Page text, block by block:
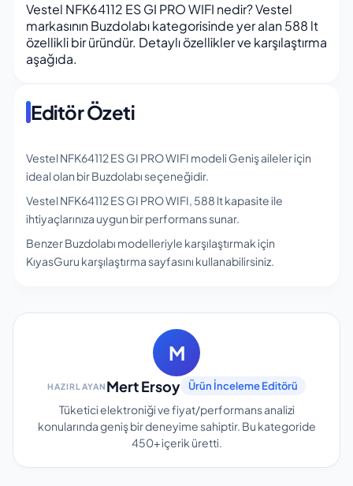
Vestel NFK64112 ES GI PRO WIFI nedir? Vestel
markasının Buzdolabı kategorisinde yer alan 588 lt
özellikli bir üründür. Detaylı özellikler ve karşılaştırma
aşağıda.
Editör Özeti
Vestel NFK64112 ES GI PRO WIFI modeli Geniş aileler için
ideal olan bir Buzdolabı seçeneğidir.
Vestel NFK64112 ES GI PRO WIFI, 588 lt kapasite ile
ihtiyaçlarınıza uygun bir performans sunar.
Benzer Buzdolabı modelleriyle karşılaştırmak için
KıyasGuru karşılaştırma sayfasını kullanabilirsiniz.
M
HAZIRLAYAN Mert Ersoy Ürün İnceleme Editörü
Tüketici elektroniği ve fiyat/performans analizi
konularında geniş bir deneyime sahiptir. Bu kategoride
450+içerik üretti.